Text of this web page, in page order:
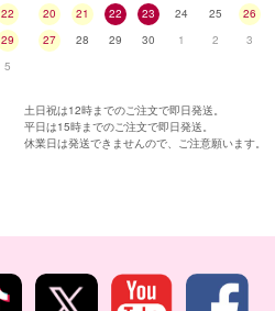
22
29
5
20
21 22 23 24 25
26
27
28 29 30 1 2 3
土日祝は12時までのご注文で即日発送。
平日は15時までのご注文で即日発送。
休業日は発送できませんので、ご注意願います。